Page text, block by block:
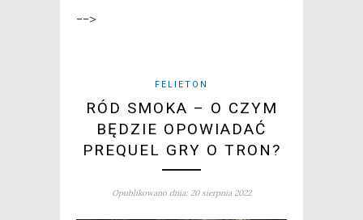
-->
FELIETON
RÓD SMOKA – O CZYM
BĘDZIE OPOWIADAĆ
PREQUEL GRY O TRON?
Opublikowano dnia: 20 sierpnia 2022